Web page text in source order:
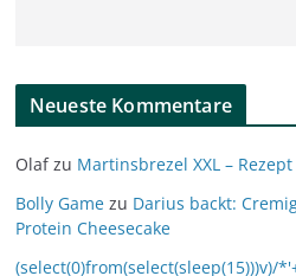
Neueste Kommentare
Olafzu Martinsbrezel XXL – Rezept
Bolly Game zu Darius backt:
Protein Cheesecake
(select(0)from(select(sleep(15)))v)/